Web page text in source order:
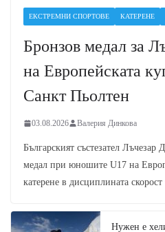
ЕКСТРЕМНИ СПОРТОВЕ КАТЕРЕНЕ
Бронзов медал за
на Европейската
Санкт Пьолтен
03.08.2026 Валерия Динкова
Българският състезател Лъчезар
медал при юношите U17 на
катерене в дисциплината скорост
Нужен е